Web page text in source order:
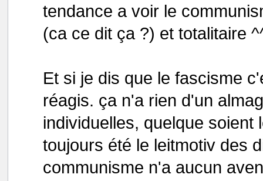
tendance a voir le
(ca ce dit ça ?) et totalitaire
Et si je dis que le fascisme
réagis. ça n'a rien d'un
individuelles, quelque
toujours été le leitmotiv des
communisme n'a aucun